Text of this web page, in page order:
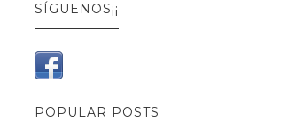
SÍGUENOS¡¡
POPULAR POSTS